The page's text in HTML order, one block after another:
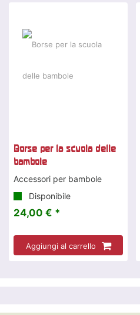
Borse per la scuola delle
bambole
Accessori per bambole
Disponibile
24,00 € *
Aggiungi al carrello